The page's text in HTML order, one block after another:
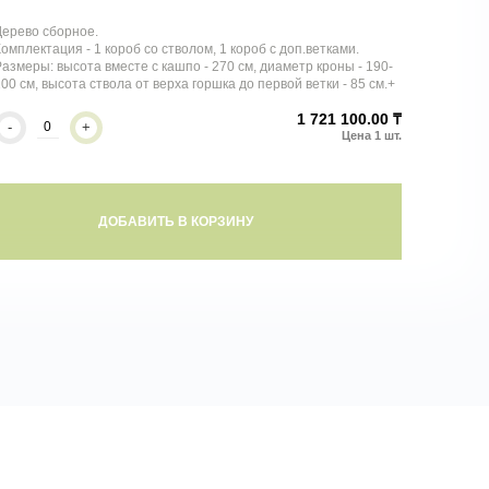
сборное.
- 1 короб со стволом, 1 короб с доп.ветками.
высота вместе с кашпо - 270 см, диаметр кроны - 190-
см, высота ствола от верха горшка до первой ветки - 85 см.+
- + 1 721 100.00 ₸
ДОБАВИТЬ В КОРЗИНУ